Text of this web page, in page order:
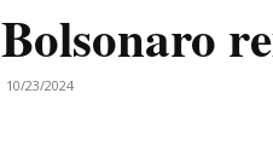
Bolsonaro
10/23/2024